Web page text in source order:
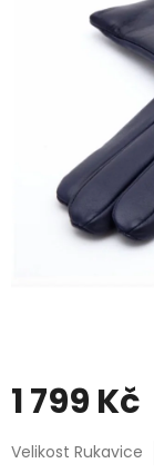
1 799 Kč
cena:
Velikost Rukavice